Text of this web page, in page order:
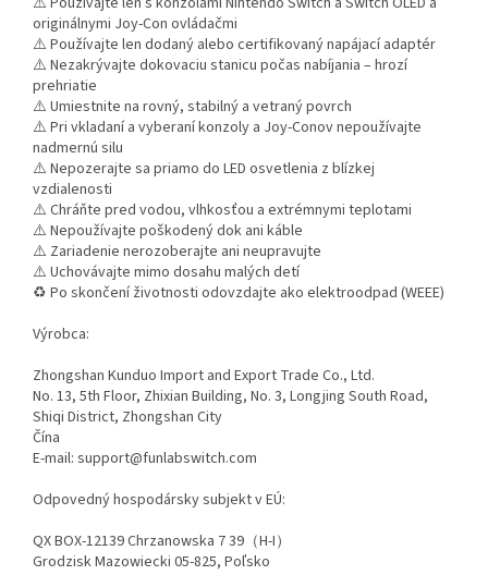
originálnymi Joy-Con ovládačmi
⚠️ Používajte len dodaný alebo certifikovaný napájací adaptér
⚠️ Nezakrývajte dokovaciu stanicu počas nabíjania – hrozí
prehriatie
⚠️ Umiestnite na rovný, stabilný a vetraný povrch
⚠️ Pri vkladaní a vyberaní konzoly a Joy-Conov nepoužívajte
nadmernú silu
⚠️ Nepozerajte sa priamo do LED osvetlenia z blízkej
vzdialenosti
⚠️ Chráňte pred vodou, vlhkosťou a extrémnymi teplotami
⚠️ Nepoužívajte poškodený dok ani káble
⚠️ Zariadenie nerozoberajte ani neupravujte
⚠️ Uchovávajte mimo dosahu malých detí
♻️ Po skončení životnosti odovzdajte ako elektroodpad (WEEE)
Výrobca:
Zhongshan Kunduo Import and Export Trade Co., Ltd.
No. 13, 5th Floor, Zhixian Building, No. 3, Longjing South Road,
Shiqi District, Zhongshan City
Čína
E-mail: support@funlabswitch.com
Odpovedný hospodársky subjekt v EÚ:
QX BOX-12139 Chrzanowska 7 39（H-I）
Grodzisk Mazowiecki 05-825, Poľsko